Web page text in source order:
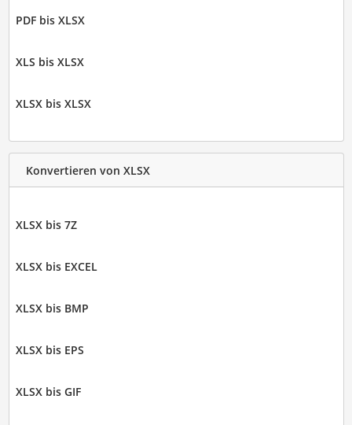
PDF bis XLSX
XLS bis XLSX
XLSX bis XLSX
Konvertieren von XLSX
XLSX bis 7Z
XLSX bis EXCEL
XLSX bis BMP
XLSX bis EPS
XLSX bis GIF